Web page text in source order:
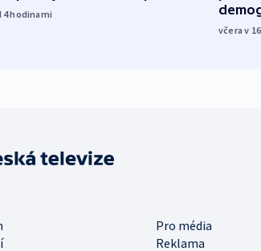
4hodinami
včera v
Pro média
Reklama